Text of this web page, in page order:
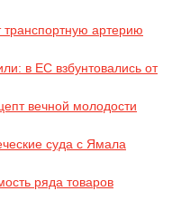
транспортную артерию
в ЕС взбунтовались от
вечной молодости
суда с Ямала
ряда товаров